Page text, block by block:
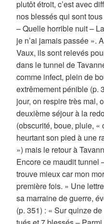
plutôt étroit, c’est avec
nos blessés qui sont
– Quelle horrible nuit –
je n’ai jamais passée ».
Vaux, ils sont relevés
dans le tunnel de
comme infect, plein de
extrêmement pénible (p.
jour, on respire très mal,
deuxième séjour à la
(obscurité, boue, pluie, «
heurtant son pied à une
») mais le retour à
Encore ce maudit tunnel
trouve mieux car mon
première fois. » Une
sa marraine de guerre,
(p. 351) : « Sur quinze